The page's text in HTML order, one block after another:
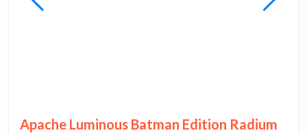
Apache Luminous Batman Edition Radium